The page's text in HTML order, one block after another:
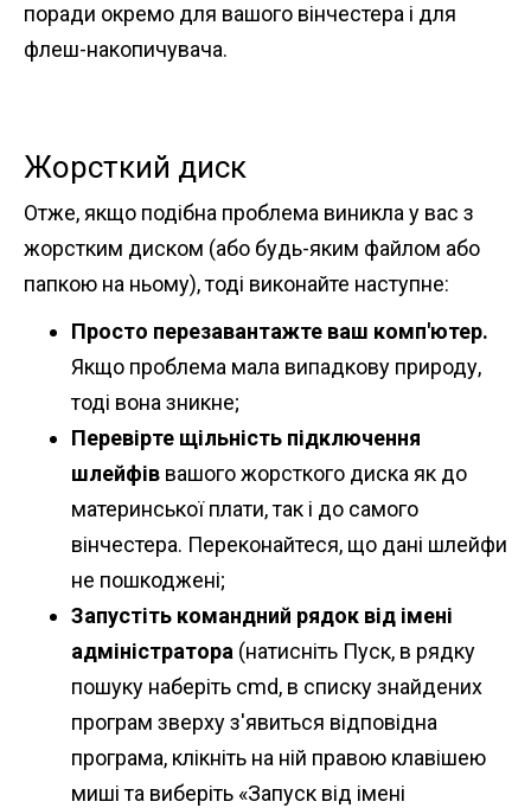
поради окремо для вашого вінчестера і для
флеш-накопичувача.
Жорсткий диск
Отже, якщо подібна проблема виникла у вас з
жорстким диском (або будь-яким файлом або
папкою на ньому), тоді виконайте наступне:
Просто перезавантажте ваш комп'ютер.
Якщо проблема мала випадкову природу,
тоді вона зникне;
Перевірте щільність підключення
шлейфів вашого жорсткого диска як до
материнської плати, так і до самого
вінчестера. Переконайтеся, що дані шлейфи
не пошкоджені;
Запустіть командний рядок від імені
адміністратора (натисніть Пуск, в рядку
пошуку наберіть cmd, в списку знайдених
програм зверху з'явиться відповідна
програма, клікніть на ній правою клавішею
миші та виберіть «Запуск від імені